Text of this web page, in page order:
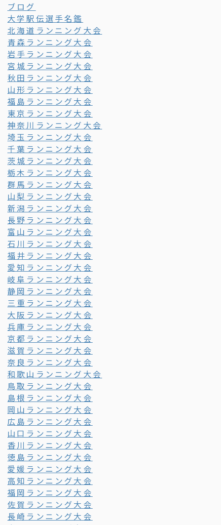
ブログ
大学駅伝選手名鑑
北海道ランニング大会
青森ランニング大会
岩手ランニング大会
宮城ランニング大会
秋田ランニング大会
山形ランニング大会
福島ランニング大会
東京ランニング大会
神奈川ランニング大会
埼玉ランニング大会
千葉ランニング大会
茨城ランニング大会
栃木ランニング大会
群馬ランニング大会
山梨ランニング大会
新潟ランニング大会
長野ランニング大会
富山ランニング大会
石川ランニング大会
福井ランニング大会
愛知ランニング大会
岐阜ランニング大会
静岡ランニング大会
三重ランニング大会
大阪ランニング大会
兵庫ランニング大会
京都ランニング大会
滋賀ランニング大会
奈良ランニング大会
和歌山ランニング大会
鳥取ランニング大会
島根ランニング大会
岡山ランニング大会
広島ランニング大会
山口ランニング大会
香川ランニング大会
徳島ランニング大会
愛媛ランニング大会
高知ランニング大会
福岡ランニング大会
佐賀ランニング大会
長崎ランニング大会